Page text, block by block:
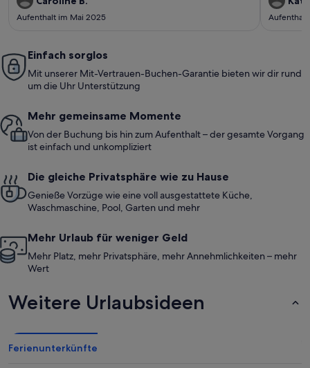
Aufenthalt im Mai 2025
Einfach sorglos
Mit unserer Mit-Vertrauen-Buchen-Garantie bieten wir dir rund
um die Uhr Unterstützung
Mehr gemeinsame Momente
Von der Buchung bis hin zum Aufenthalt – der gesamte Vorgang
ist einfach und unkompliziert
Die gleiche Privatsphäre wie zu Hause
Genieße Vorzüge wie eine voll ausgestattete Küche,
Waschmaschine, Pool, Garten und mehr
Mehr Urlaub für weniger Geld
Mehr Platz, mehr Privatsphäre, mehr Annehmlichkeiten – mehr
Wert
Weitere Urlaubsideen
Ferienunterkünfte